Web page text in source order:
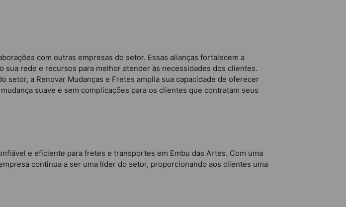
com outras empresas do setor. Essas alianças fortalecem a
rede e recursos para melhor atender às necessidades dos clientes.
a Renovar Mudanças e Fretes amplia sua capacidade de oferecer
suave e sem complicações para os clientes que contratam seus
e eficiente para fretes e transportes em Embu das Artes. Com uma
continua a ser uma líder do setor, proporcionando aos clientes uma